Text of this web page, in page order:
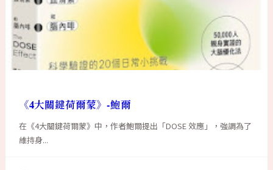
《4大關鍵荷爾蒙》-鮑爾
在《4大關鍵荷爾蒙》中，作者鮑爾提出「DOSE 效應」，強調為了
維持身...